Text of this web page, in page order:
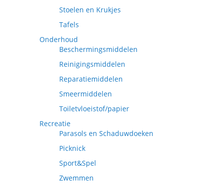
Stoelen en Krukjes
Tafels
Onderhoud
Beschermingsmiddelen
Reinigingsmiddelen
Reparatiemiddelen
Smeermiddelen
Toiletvloeistof/papier
Recreatie
Parasols en Schaduwdoeken
Picknick
Sport&Spel
Zwemmen